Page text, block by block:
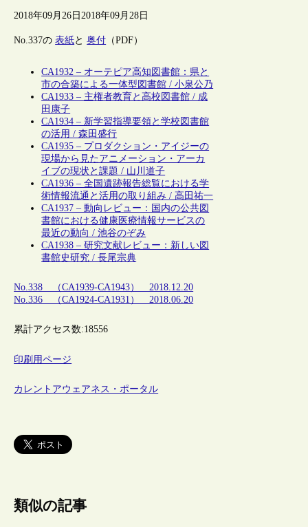
2018年09月26日 2018年09月28日
No.337の表紙と奥付 （PDF）
CA1932 – オーテピア高知図書館：県と
市の合築による一体型図書館 / 小泉公乃
CA1933 – 主権者教育と高校図書館 / 成
田康子
CA1934 – 新学習指導要領と学校図書館
の活用 / 森田盛行
CA1935 – プロダクション・アイジーの
現場から見たアニメーション・アーカ
イブの現状と課題 / 山川道子
CA1936 – 全国遺跡報告総覧における学
術情報流通と活用の取り組み / 高田祐一
CA1937 – 動向レビュー：国内の公共図
書館における健康医療情報サービスの
最近の動向 / 池谷のぞみ
CA1938 – 研究文献レビュー：新しい図
書館史研究 / 長尾宗典
No.338 （CA1939-CA1943） 2018.12.20
No.336 （CA1924-CA1931） 2018.06.20
累計アクセス数:18556
印刷用ページ
カレントアウェアネス・ポータル
類似の記事